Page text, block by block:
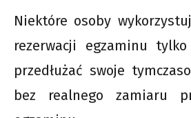
Niektóre osoby
rezerwacji egzaminu
przedłużać swoje
bez realnego zamiaru